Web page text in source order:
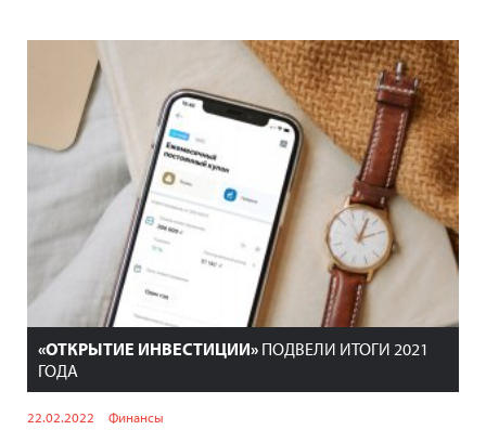
«ОТКРЫТИЕ ИНВЕСТИЦИИ» ПОДВЕЛИ ИТОГИ 2021
ГОДА
22.02.2022 Финансы